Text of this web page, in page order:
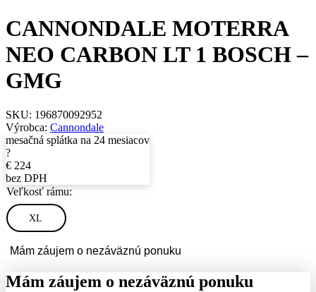
CANNONDALE MOTERRA
NEO CARBON LT 1 BOSCH –
GMG
SKU: 196870092952
Výrobca: Cannondale
mesačná splátka na 24 mesiacov
?
€ 224
bez DPH
Veľkosť rámu:
XL
Mám záujem o nezáväznú ponuku
Mám záujem o nezáväznú ponuku